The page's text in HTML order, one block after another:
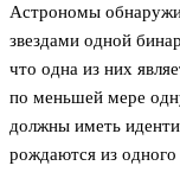
Астрономы
звездами одной
что одна из них
по меньшей мере
должны иметь
рождаются из